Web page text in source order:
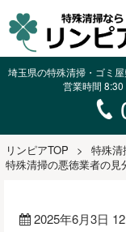
埼玉県の特殊清掃・ゴミ
営業時間 8:30
リンピアTOP > 特殊清
特殊清掃の悪徳業者の
2025年6月3日